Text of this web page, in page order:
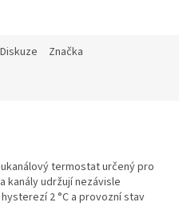
Diskuze Značka
termostat určený pro
kanály udržují nezávisle
2 °C a provozní stav